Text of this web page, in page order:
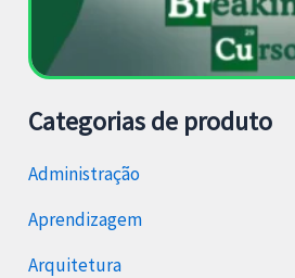
Categorias de produto
Administração
Aprendizagem
Arquitetura